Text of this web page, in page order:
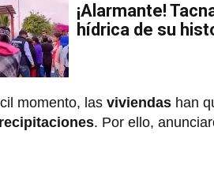
¡Alarmante!
hídrica de su
momento, las viviendas han
. Por ello,